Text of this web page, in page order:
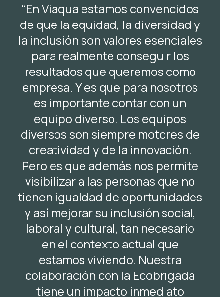
“En Viaqua estamos convencidos
de que la equidad, la diversidad y
la inclusión son valores esenciales
para realmente conseguir los
resultados que queremos como
empresa. Y es que para nosotros
es importante contar con un
equipo diverso. Los equipos
diversos son siempre motores de
creatividad y de la innovación.
Pero es que además nos permite
visibilizar a las personas que no
tienen igualdad de oportunidades
y así mejorar su inclusión social,
laboral y cultural, tan necesario
en el contexto actual que
estamos viviendo. Nuestra
colaboración con la Ecobrigada
tiene un impacto inmediato